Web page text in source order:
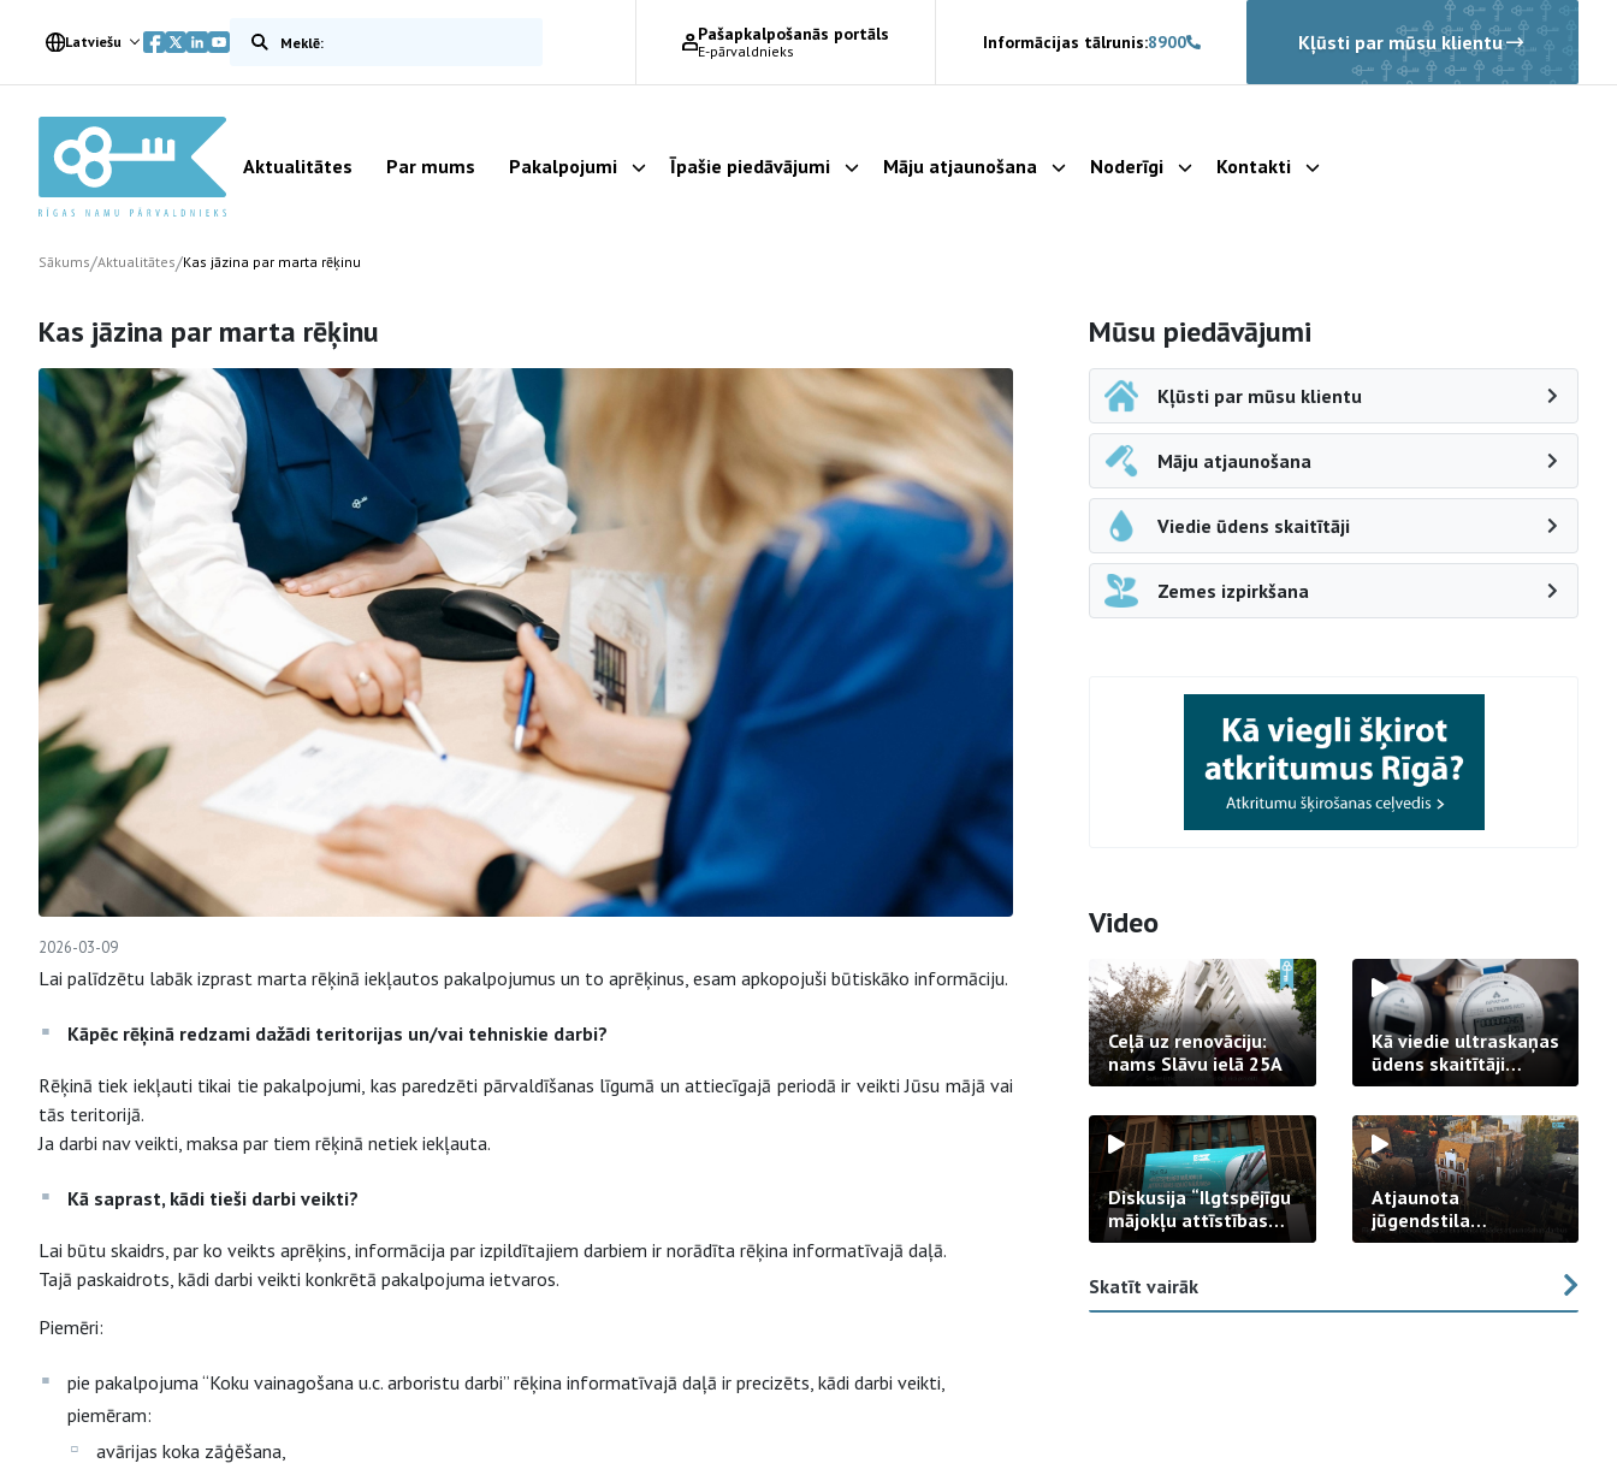
Latviešu Meklēt vietnē Pašapkalpošanās portāls
E-pārvaldnieks Informācijas tālrunis:8900 Kļūsti par mūsu klientu
Aktualitātes Par mums Pakalpojumi Parādīt apakšizvēlni
Īpašie piedāvājumi Parādīt apakšizvēlni
Māju atjaunošana Parādīt apakšizvēlni
Noderīgi Parādīt apakšizvēlni
Kontakti Parādīt apakšizvēlni
Sākums/Aktualitātes/Kas jāzina par marta rēķinu
Kas jāzina par marta rēķinu
2026-03-09
Lai palīdzētu labāk izprast marta rēķinā iekļautos pakalpojumus un to aprēķinus, esam apkopojuši būtiskāko informāciju.
Kāpēc rēķinā redzami dažādi teritorijas un/vai tehniskie darbi?
Rēķinā tiek iekļauti tikai tie pakalpojumi, kas paredzēti pārvaldīšanas līgumā un attiecīgajā periodā ir veikti Jūsu mājā vai
tās teritorijā.
Ja darbi nav veikti, maksa par tiem rēķinā netiek iekļauta.
Kā saprast, kādi tieši darbi veikti?
Lai būtu skaidrs, par ko veikts aprēķins, informācija par izpildītajiem darbiem ir norādīta rēķina informatīvajā daļā.
Tajā paskaidrots, kādi darbi veikti konkrētā pakalpojuma ietvaros.
Piemēri:
pie pakalpojuma “Koku vainagošana u.c. arboristu darbi” rēķina informatīvajā daļā ir precizēts, kādi darbi veikti,
piemēram:
avārijas koka zāģēšana,
Sāna navigācija
Mūsu piedāvājumi
Kļūsti par mūsu klientu
Māju atjaunošana
Viedie ūdens skaitītāji
Zemes izpirkšana
Video
Ceļā uz renovāciju:
nams Slāvu ielā 25A
Kā viedie ultraskaņas
ūdens skaitītāji
strādā praksē
Diskusija “Ilgtspējīgu
mājokļu attīstības
izaicinājums”
Atjaunota
jūgendstila
arhitektūras pērles
Skatīt vairāk